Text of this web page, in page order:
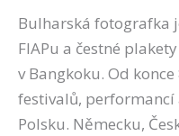
Bulharská fotografka
FIAPu a čestné
v Bangkoku. Od
festivalů, performancí
Polsku. Německu,